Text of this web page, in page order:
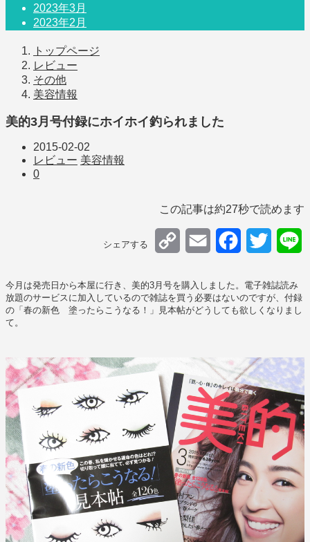
2023年3月
2023年2月
トップページ
レビュー
その他
美容情報
美的3月号付録にホイホイ釣られました
2015-02-02
レビュー 美容情報
0
この記事は約27秒で読めます
シェアする Copy Email Facebook
Twitter
今月は発売日から本屋に行き、美的3月号を購入しました。電子雑誌読み
放題のサービスに加入しているので雑誌を買う必要はないのですが、付録
の「春の新色 塗ったらこうなる！」見本帖がどうしても欲しくなりまし
て。